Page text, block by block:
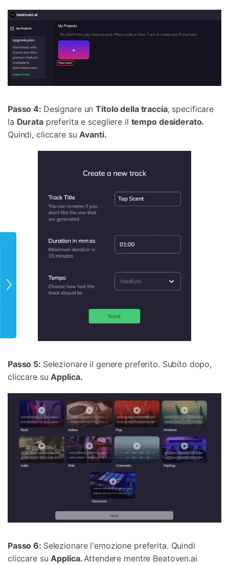
Passo 4: Designare unTitolo della traccia, specificare
la Duratapreferita e scegliere il tempo desiderato.
Quindi, cliccare su Avanti.
Passo 5: Selezionare il genere preferito. Subito dopo,
cliccare su Applica.
Passo 6: Selezionare l'emozione preferita. Quindi
cliccare su Applica. Attendere mentre Beatoven.ai